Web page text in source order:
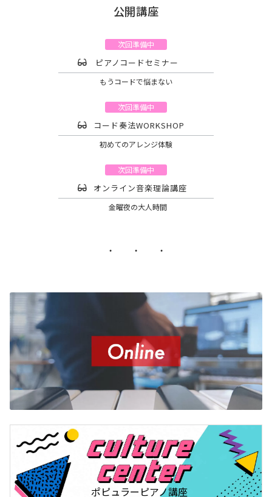
公開講座
次回準備中
ピアノコードセミナー
もうコードで悩まない
次回準備中
コード奏法WORKSHOP
初めてのアレンジ体験
次回準備中
オンライン音楽理論講座
金曜夜の大人時間
・ ・ ・
ポピュラーピアノ講座